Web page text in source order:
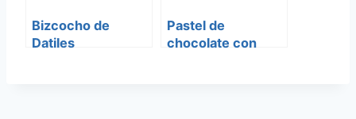
Bizcocho de
Datiles
Pastel de
chocolate con